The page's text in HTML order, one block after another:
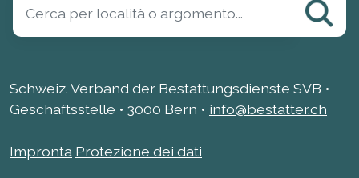
Schweiz. Verband der Bestattungsdienste SVB •
Geschäftsstelle • 3000 Bern • info@bestatter.ch
Impronta Protezione dei dati